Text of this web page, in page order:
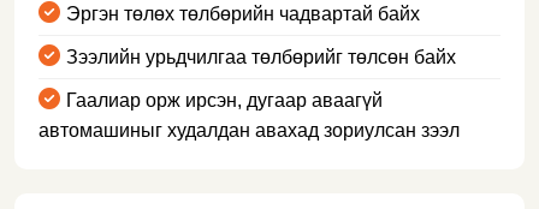
Эргэн төлөх төлбөрийн чадвартай байх
Зээлийн урьдчилгаа төлбөрийг төлсөн байх
Гаалиар орж ирсэн, дугаар аваагүй
автомашиныг худалдан авахад зориулсан зээл